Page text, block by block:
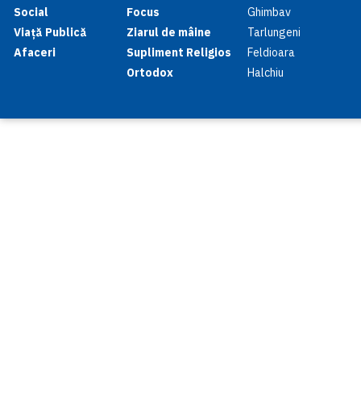
Social
Viață Publică
Afaceri
Focus
Ziarul de mâine
Supliment Religios
Ortodox
Ghimbav
Tarlungeni
Feldioara
Halchiu